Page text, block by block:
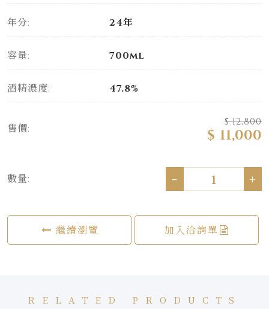
年分: 24年
容量: 700ml
酒精濃度: 47.8%
售價:
$ 12,800
$ 11,000
數量: - +
繼續瀏覽 加入洽詢單
RELATED PRODUCTS